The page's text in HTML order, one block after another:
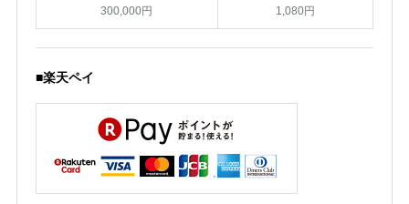
300,000円 1,080円
■楽天ペイ